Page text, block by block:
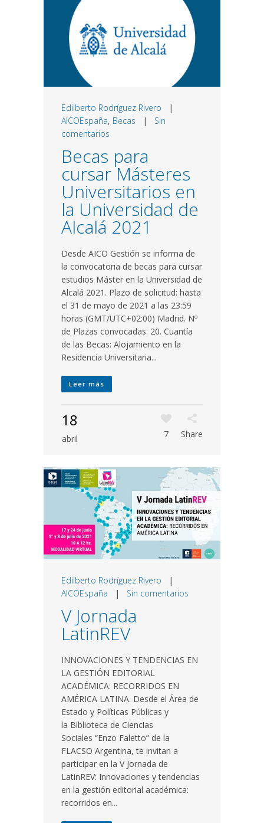
Edilberto Rodríguez Rivero |
AICOEspaña, Becas | Sin
comentarios
Becas para
cursar Másteres
Universitarios en
la Universidad de
Alcalá 2021
Desde AICO Gestión se informa de
la convocatoria de becas para cursar
estudios Máster en la Universidad de
Alcalá 2021. Plazo de solicitud: hasta
el 31 de mayo de 2021 a las 23:59
horas (GMT/UTC+02:00) Madrid. Nº
de Plazas convocadas: 20. Cuantía
de las Becas: Alojamiento en la
Residencia Universitaria...
Leer más
18
abril 7 Share
Edilberto Rodríguez Rivero |
AICOEspaña | Sin comentarios
V Jornada
LatinREV
INNOVACIONES Y TENDENCIAS EN
LA GESTIÓN EDITORIAL
ACADÉMICA: RECORRIDOS EN
AMÉRICA LATINA. Desde el Área de
Estado y Políticas Públicas y
la Biblioteca de Ciencias
Sociales “Enzo Faletto” de la
FLACSO Argentina, te invitan a
participar en la V Jornada de
LatinREV: Innovaciones y tendencias
en la gestión editorial académica:
recorridos en...